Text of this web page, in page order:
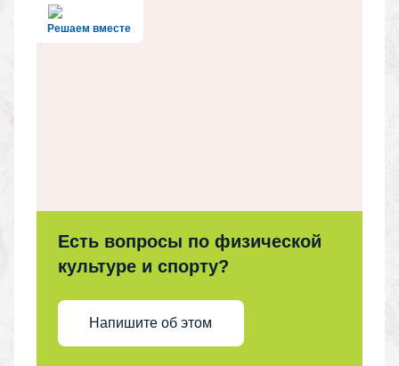
Решаем вместе
Есть вопросы по физической
культуре и спорту?
Напишите об этом